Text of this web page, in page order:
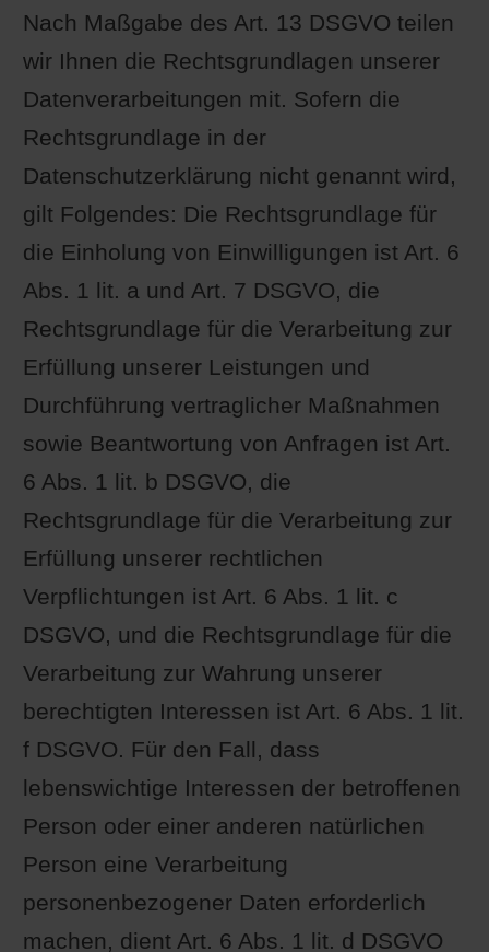
Nach Maßgabe des Art. 13 DSGVO teilen
wir Ihnen die Rechtsgrundlagen unserer
Datenverarbeitungen mit. Sofern die
Rechtsgrundlage in der
Datenschutzerklärung nicht genannt wird,
gilt Folgendes: Die Rechtsgrundlage für
die Einholung von Einwilligungen ist Art. 6
Abs. 1 lit. a und Art. 7 DSGVO, die
Rechtsgrundlage für die Verarbeitung zur
Erfüllung unserer Leistungen und
Durchführung vertraglicher Maßnahmen
sowie Beantwortung von Anfragen ist Art.
6 Abs. 1 lit. b DSGVO, die
Rechtsgrundlage für die Verarbeitung zur
Erfüllung unserer rechtlichen
Verpflichtungen ist Art. 6 Abs. 1 lit. c
DSGVO, und die Rechtsgrundlage für die
Verarbeitung zur Wahrung unserer
berechtigten Interessen ist Art. 6 Abs. 1 lit.
f DSGVO. Für den Fall, dass
lebenswichtige Interessen der betroffenen
Person oder einer anderen natürlichen
Person eine Verarbeitung
personenbezogener Daten erforderlich
machen, dient Art. 6 Abs. 1 lit. d DSGVO